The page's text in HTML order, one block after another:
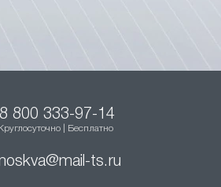
8 800 333-97-14
Круглосуточно | Бесплатно
ts.ru